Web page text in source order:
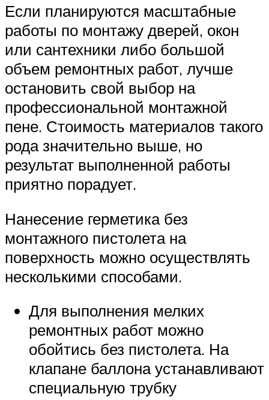
Если планируются масштабные
работы по монтажу дверей, окон
или сантехники либо большой
объем ремонтных работ, лучше
остановить свой выбор на
профессиональной монтажной
пене. Стоимость материалов такого
рода значительно выше, но
результат выполненной работы
приятно порадует.
Нанесение герметика без
монтажного пистолета на
поверхность можно осуществлять
несколькими способами.
Для выполнения мелких
ремонтных работ можно
обойтись без пистолета. На
клапане баллона устанавливают
специальную трубку